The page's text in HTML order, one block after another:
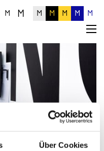
Über Cookies
M M M M M M M